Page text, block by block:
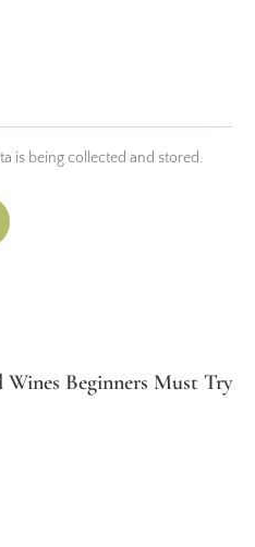
is being collected and stored.
Beginners Must Try